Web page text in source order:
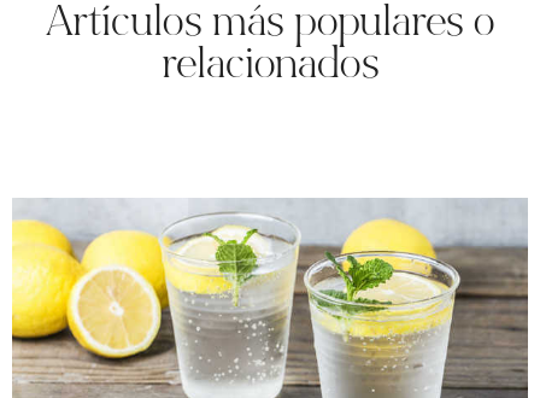
Artículos más populares o
relacionados